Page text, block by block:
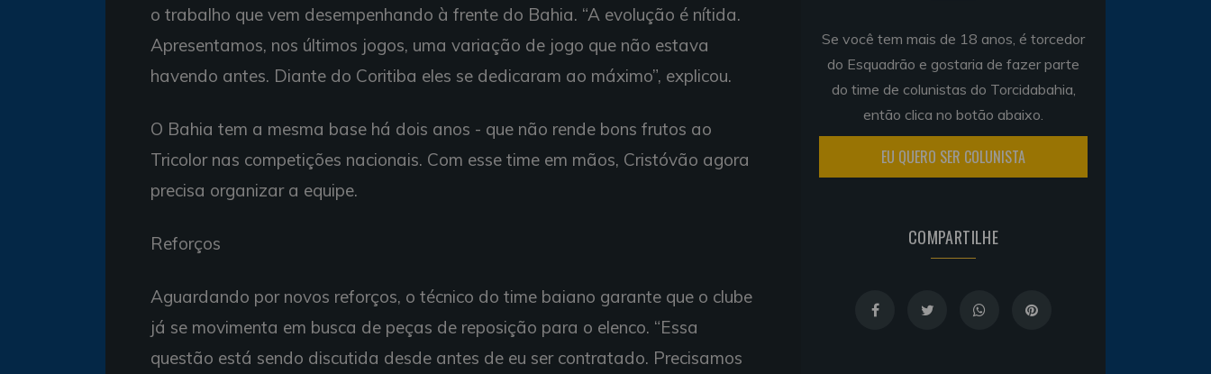
o trabalho que vem desempenhando à frente do Bahia. “A evolução é nítida.
Apresentamos, nos últimos jogos, uma variação de jogo que não estava
havendo antes. Diante do Coritiba eles se dedicaram ao máximo”, explicou.
O Bahia tem a mesma base há dois anos - que não rende bons frutos ao
Tricolor nas competições nacionais. Com esse time em mãos, Cristóvão agora
precisa organizar a equipe.
Reforços
Aguardando por novos reforços, o técnico do time baiano garante que o clube
já se movimenta em busca de peças de reposição para o elenco. “Essa
questão está sendo discutida desde antes de eu ser contratado. Precisamos
Se você tem mais de 18 anos, é torcedor
do Esquadrão e gostaria de fazer parte
do time de colunistas do Torcidabahia,
então clica no botão abaixo.
EU QUERO SER COLUNISTA
COMPARTILHE